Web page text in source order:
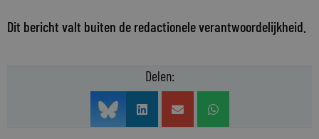
Dit bericht valt buiten de redactionele verantwoordelijkheid.
Delen: